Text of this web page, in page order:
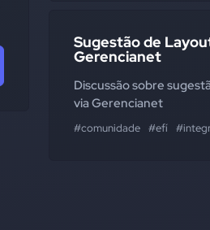
Sugestão de
Gerencianet
Discussão sobre
via Gerencianet
#comunidade #efí